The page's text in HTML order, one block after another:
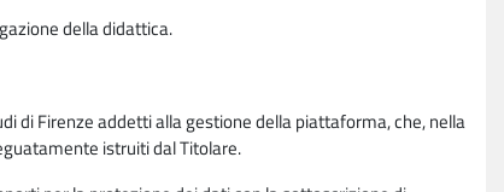
della didattica.
di Firenze addetti alla gestione della piattaforma, che, nella
istruiti dal Titolare.